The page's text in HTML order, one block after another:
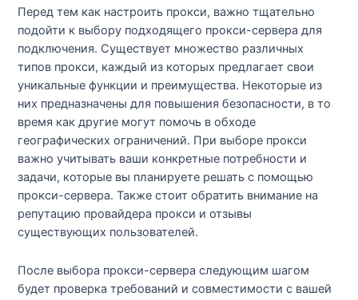
Перед тем как настроить прокси, важно тщательно
подойти к выбору подходящего прокси-сервера для
подключения. Существует множество различных
типов прокси, каждый из которых предлагает свои
уникальные функции и преимущества. Некоторые из
них предназначены для повышения безопасности, в то
время как другие могут помочь в обходе
географических ограничений. При выборе прокси
важно учитывать ваши конкретные потребности и
задачи, которые вы планируете решать с помощью
прокси-сервера. Также стоит обратить внимание на
репутацию провайдера прокси и отзывы
существующих пользователей.
После выбора прокси-сервера следующим шагом
будет проверка требований и совместимости с вашей